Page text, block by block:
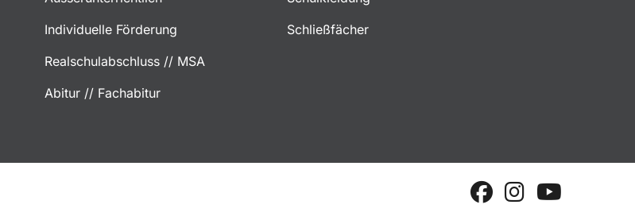
Individuelle Förderung
Realschulabschluss // MSA
Abitur // Fachabitur
Schließfächer